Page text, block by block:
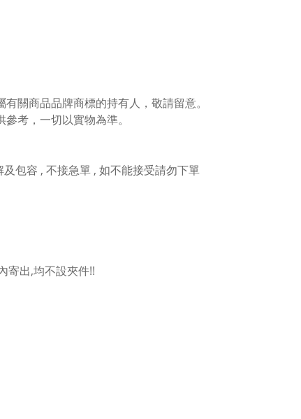
關商品品牌商標的持有人，敬請留意。
考，一切以實物為準。
包容 , 不接急單 , 如不能接受請勿下單
寄出,均不設夾件!!